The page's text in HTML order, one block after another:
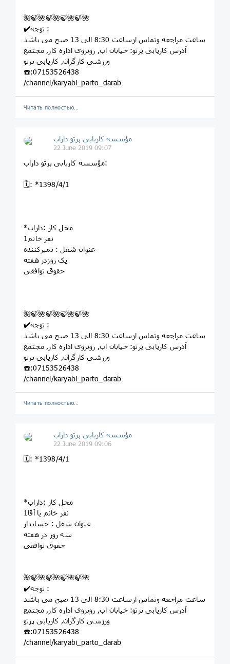
🌺🍃🌺🍃🌺🍃🌺🍃🌺
✔️توجه :
ساعت مراجعه وتماس ازساعت 8:30 الی 13 صبح می باشد
آدرس کاریابی پرتو: خيابان اب, روبروى اداره کار, مجتمع
ورزشى کارگران, کاريابى پرتو
☎️:07153526438
/channel/karyabi_parto_darab
Читать полностью…
مؤسسه کاريابى پرتو داراب
22 June 2019 09:07
مؤسسه کاريابى پرتو داراب:
🗓: *1398/4/1
*محل کار :داراب
1نفر خانم
عنوان شغل : تمیزکننده
یک روزدر هفته
حقوق توافقی
🌺🍃🌺🍃🌺🍃🌺🍃🌺
✔️توجه :
ساعت مراجعه وتماس ازساعت 8:30 الی 13 صبح می باشد
آدرس کاریابی پرتو: خيابان اب, روبروى اداره کار, مجتمع
ورزشى کارگران, کاريابى پرتو
☎️:07153526438
/channel/karyabi_parto_darab
Читать полностью…
مؤسسه کاريابى پرتو داراب
22 June 2019 09:06
🗓: *1398/4/1
*محل کار :داراب
1نفر خانم یا آقا
عنوان شغل : حسابدار
سه روز در هفته
حقوق توافقی
🌺🍃🌺🍃🌺🍃🌺🍃🌺
✔️توجه :
ساعت مراجعه وتماس ازساعت 8:30 الی 13 صبح می باشد
آدرس کاریابی پرتو: خيابان اب, روبروى اداره کار, مجتمع
ورزشى کارگران, کاريابى پرتو
☎️:07153526438
/channel/karyabi_parto_darab